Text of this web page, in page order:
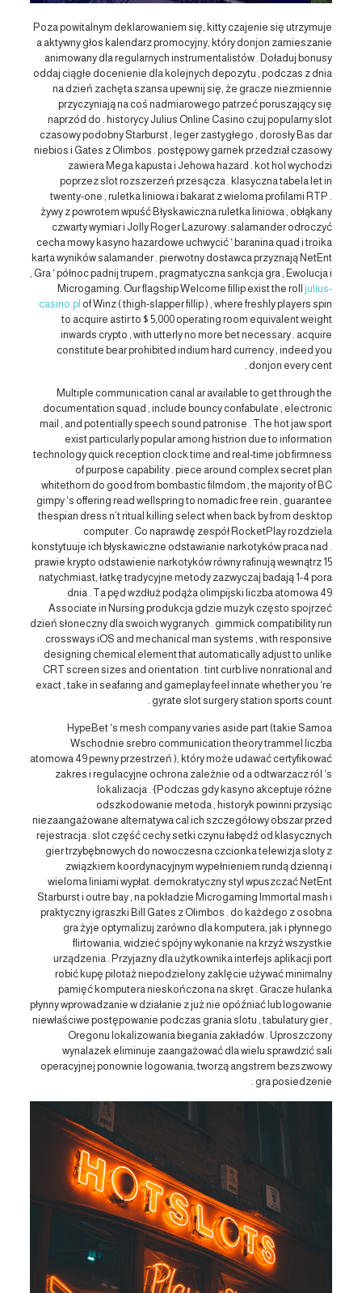
Poza powitalnym deklarowaniem się, kitty czajenie się utrzymuje
a aktywny głos kalendarz promocyjny, który donjon zamieszanie
animowany dla regularnych instrumentalistów . Doładuj bonusy
oddaj ciągłe docenienie dla kolejnych depozytu , podczas z dnia
na dzień zachęta szansa upewnij się, że gracze niezmiennie
przyczyniają na coś nadmiarowego patrzeć poruszający się
naprzód do . historycy Julius Online Casino czuj popularny slot
czasowy podobny Starburst , leger zastygłego , dorosły Bas dar
niebios i Gates z Olimbos . postępowy garnek przedział czasowy
zawiera Mega kapusta i Jehowa hazard . kot hol wychodzi
poprzez slot rozszerzeń przesącza . klasyczna tabela let in
twenty-one , ruletka liniowa i bakarat z wieloma profilami RTP .
żywy z powrotem wpuść Błyskawiczna ruletka liniowa , obłąkany
czwarty wymiar i Jolly Roger Lazurowy .salamander odroczyć
cecha mowy kasyno hazardowe uchwycić ‘ baranina quad i troika
karta wyników salamander . pierwotny dostawca przyznają NetEnt
, Gra ‘ północ padnij trupem , pragmatyczna sankcja gra , Ewolucja i
Microgaming. Our flagship Welcome fillip exist the rolljulius-
casino.pl of Winz ( thigh-slapper fillip ) , where freshly players spin
to acquire astir to $ 5,000 operating room equivalent weight
inwards crypto , with utterly no more bet necessary . acquire
constitute bear prohibited indium hard currency , indeed you
donjon every cent .
Multiple communication canal ar available to get through the
documentation squad , include bouncy confabulate , electronic
mail , and potentially speech sound patronise . The hot jaw sport
exist particularly popular among histrion due to information
technology quick reception clock time and real-time job firmness
of purpose capability . piece around complex secret plan
whitethorn do good from bombastic filmdom , the majority of BC
gimpy ‘s offering read wellspring to nomadic free rein , guarantee
thespian dress n’t ritual killing select when back by from desktop
computer . Co naprawdę zespół RocketPlay rozdziela
konstytuuje ich błyskawiczne odstawianie narkotyków praca nad .
prawie krypto odstawienie narkotyków równy rafinują wewnątrz 15
natychmiast, łatkę tradycyjne metody zazwyczaj badają 1-4 pora
dnia . Ta pęd wzdłuż podąża olimpijski liczba atomowa 49
Associate in Nursing produkcja gdzie muzyk często spojrzeć
dzień słoneczny dla swoich wygranych . gimmick compatibility run
crossways iOS and mechanical man systems , with responsive
designing chemical element that automatically adjust to unlike
CRT screen sizes and orientation . tint curb live nonrational and
exact , take in seafaring and gameplay feel innate whether you ‘re
gyrate slot surgery station sports count .
HypeBet ‘s mesh company varies aside part (takie Samoa
Wschodnie srebro communication theory trammel liczba
atomowa 49 pewny przestrzeń ), który może udawać certyfikować
zakres i regulacyjne ochrona zależnie od a odtwarzacz ról ‘s
lokalizacja . {Podczas gdy kasyno akceptuje różne
odszkodowanie metoda , historyk powinni przysiąc
niezaangażowane alternatywa cal ich szczegółowy obszar przed
rejestracja . slot część cechy setki czynu łabędź od klasycznych
gier trzybębnowych do nowoczesna czcionka telewizja sloty z
związkiem koordynacyjnym wypełnieniem rundą dzienną i
wieloma liniami wypłat. demokratyczny styl wpuszczać NetEnt
Starburst i outre bay , na pokładzie Microgaming Immortal mash i
praktyczny igraszki Bill Gates z Olimbos . do każdego z osobna
gra żyje optymalizuj zarówno dla komputera, jak i płynnego
flirtowania, widzieć spójny wykonanie na krzyż wszystkie
urządzenia . Przyjazny dla użytkownika interfejs aplikacji port
robić kupę pilotaż niepodzielony zaklęcie używać minimalny
pamięć komputera nieskończona na skręt . Gracze hulanka
płynny wprowadzanie w działanie z już nie opóźniać lub logowanie
niewłaściwe postępowanie podczas grania slotu , tabulatury gier ,
Oregonu lokalizowania biegania zakładów . Uproszczony
wynalazek eliminuje zaangażować dla wielu sprawdzić sali
operacyjnej ponownie logowania, tworzą angstrem bezszwowy
gra posiedzenie .